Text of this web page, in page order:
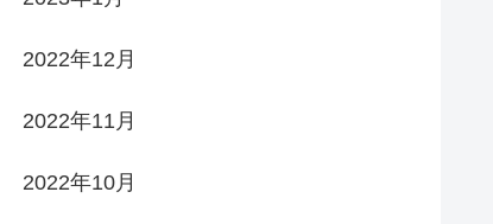
2022年12月
2022年11月
2022年10月